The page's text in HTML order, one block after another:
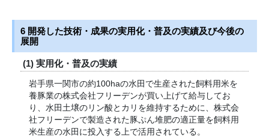
6 開発した技術・成果の実用化・普及の実績及び今後の
展開
(1) 実用化・普及の実績
岩手県一関市の約100haの水田で生産された飼料用米を
養豚業の株式会社フリーデンが買い上げて給与してお
り、水田土壌のリン酸とカリを維持するために、株式会
社フリーデンで製造された豚ぷん堆肥の適正量を飼料用
米生産の水田に投入する上で活用されている。